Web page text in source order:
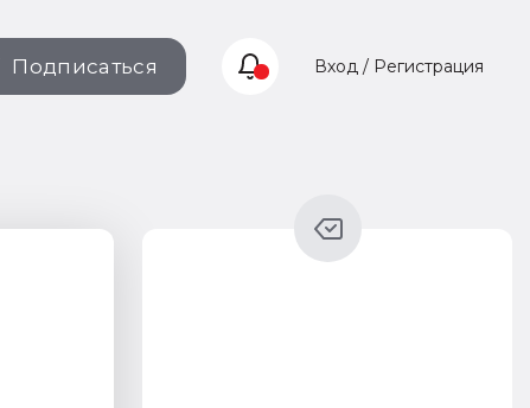
Подписаться Вход / Регистрация